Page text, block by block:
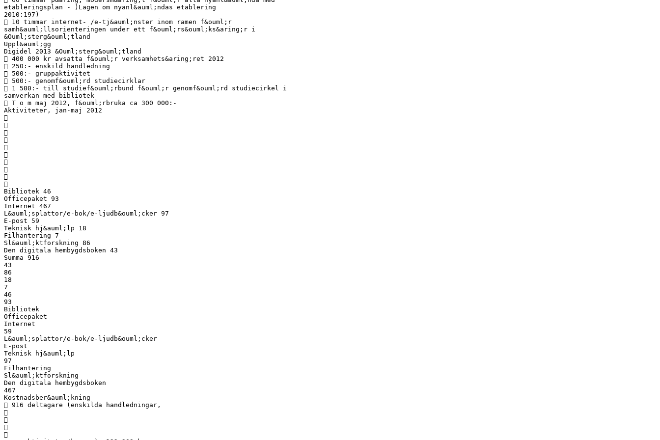
etableringsplan - )Lagen om nyanl&auml;ndas etablering
2010:197)
 10 timmar internet- /e-tj&auml;nster inom ramen f&ouml;r
samh&auml;llsorienteringen under ett f&ouml;rs&ouml;ks&aring;r i
&Ouml;sterg&ouml;tland
Uppl&auml;gg
Digidel 2013 &Ouml;sterg&ouml;tland
 400 000 kr avsatta f&ouml;r verksamhets&aring;ret 2012
 250:- enskild handledning
 500:- gruppaktivitet
 500:- genomf&ouml;rd studiecirklar
 1 500:- till studief&ouml;rbund f&ouml;r genomf&ouml;rd studiecirkel i
samverkan med bibliotek
 T o m maj 2012, f&ouml;rbruka ca 300 000:-
Aktiviteter, jan-maj 2012










Bibliotek 46
Officepaket 93
Internet 467
L&auml;splattor/e-bok/e-ljudb&ouml;cker 97
E-post 59
Teknisk hj&auml;lp 18
Filhantering 7
Sl&auml;ktforskning 86
Den digitala hembygdsboken 43
Summa 916
43
86
18
7
46
93
Bibliotek
Officepaket
Internet
59
L&auml;splattor/e-bok/e-ljudb&ouml;cker
E-post
Teknisk hj&auml;lp
97
Filhantering
Sl&auml;ktforskning
Den digitala hembygdsboken
467
Kostnadsber&auml;kning
 916 deltagare (enskilda handledningar,



